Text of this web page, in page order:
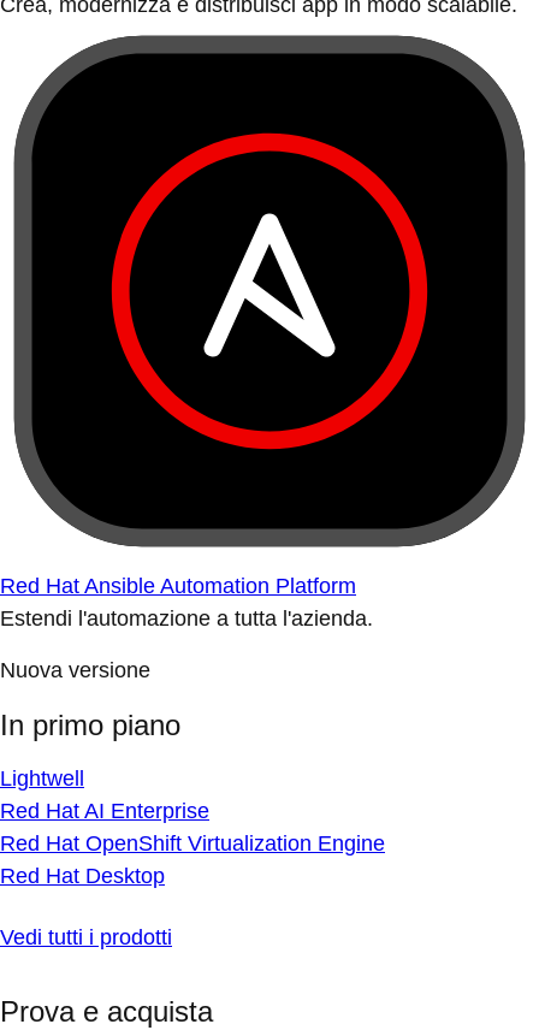
Crea, modernizza e distribuisci app in modo scalabile.
Red Hat Ansible Automation Platform
Estendi l'automazione a tutta l'azienda.
Nuova versione
In primo piano
Lightwell
Red Hat AI Enterprise
Red Hat OpenShift Virtualization Engine
Red Hat Desktop
Vedi tutti i prodotti
Prova e acquista